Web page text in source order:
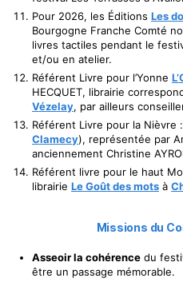
Pour 2026, les Éditions Les
Bourgogne Franche Comté
livres tactiles pendant le
et/ou en atelier.
Référent Livre pour l’Yonne
HECQUET, librairie
Vézelay, par ailleurs
Référent Livre pour la Nièvre
Clamecy), représentée par
anciennement Christine
Référent livre pour le haut
librairie Le Goût des mots à
Missions du
Asseoir la cohérence du
être un passage mémorable.